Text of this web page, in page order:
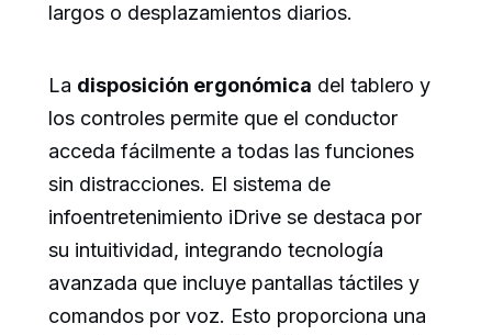
largos o desplazamientos diarios.
La disposición ergonómica del tablero y
los controles permite que el conductor
acceda fácilmente a todas las funciones
sin distracciones. El sistema de
infoentretenimiento iDrive se destaca por
su intuitividad, integrando tecnología
avanzada que incluye pantallas táctiles y
comandos por voz. Esto proporciona una